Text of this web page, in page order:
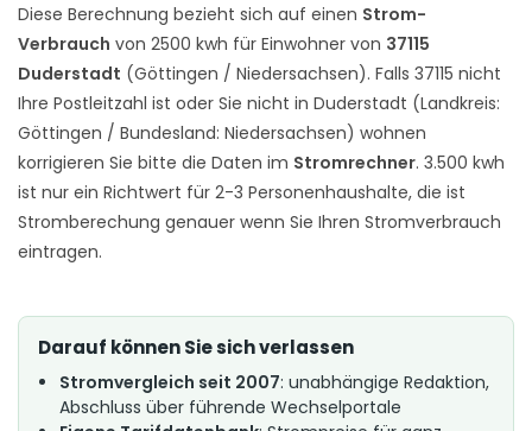
Diese Berechnung bezieht sich auf einen Strom-
Verbrauch von 2500 kwh für Einwohner von 37115
Duderstadt (Göttingen / Niedersachsen). Falls 37115 nicht
Ihre Postleitzahl ist oder Sie nicht in Duderstadt (Landkreis:
Göttingen / Bundesland: Niedersachsen) wohnen
korrigieren Sie bitte die Daten im Stromrechner. 3.500 kwh
ist nur ein Richtwert für 2-3 Personenhaushalte, die ist
Stromberechung genauer wenn Sie Ihren Stromverbrauch
eintragen.
Darauf können Sie sich verlassen
Stromvergleich seit 2007: unabhängige Redaktion,
Abschluss über führende Wechselportale